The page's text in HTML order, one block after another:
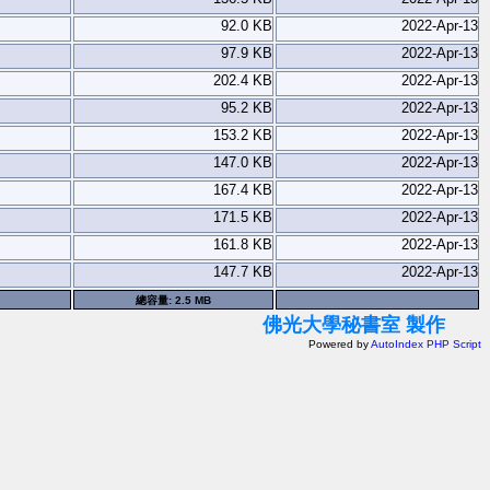
92.0 KB
2022-Apr-13
97.9 KB
2022-Apr-13
202.4 KB
2022-Apr-13
95.2 KB
2022-Apr-13
153.2 KB
2022-Apr-13
147.0 KB
2022-Apr-13
167.4 KB
2022-Apr-13
171.5 KB
2022-Apr-13
161.8 KB
2022-Apr-13
147.7 KB 2022-Apr-13
總容量: 2.5 MB
佛光大學秘書室 製作
Powered byAutoIndex PHP Script